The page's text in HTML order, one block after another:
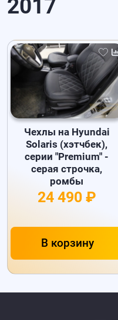
2017
Чехлы на Hyundai
Solaris (хэтчбек),
серии "Premium" -
серая строчка,
ромбы
24 490 ₽
В корзину